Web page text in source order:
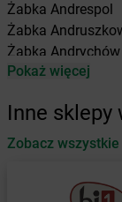
Żabka Andrespol
Żabka
Żabka Andrychów
Żabka Antonie
Żabka Automat
Żabka Babica
Babimost
Pokaż więcej
Inne sklepy
Zobacz